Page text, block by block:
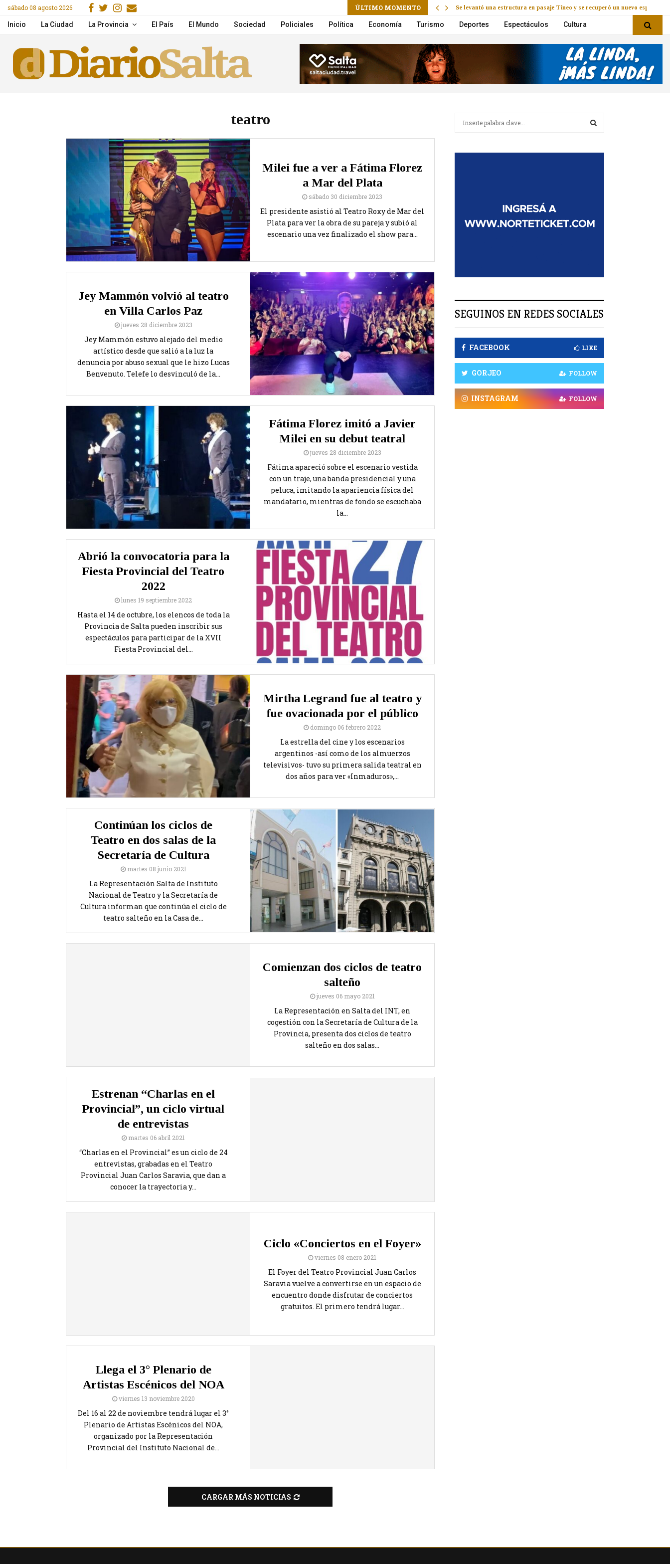
sábado 08 agosto 2026 ÚLTIMO MOMENTO
en IA y herramientas de Google Desde la próxima semana la Municipalidad suma un nuevo Móvil de Castración Se levantó una estructura en pasaje Tineo y se recuperó un nuevo espacio
Facebook
Gorjeo
Instagram
Email
Inicio La Ciudad La Provincia El País El Mundo Sociedad Policiales Política Economía Turismo Deportes Espectáculos Cultura
teatro
Milei fue a ver a Fátima Florez
a Mar del Plata
sábado 30 diciembre 2023
El presidente asistió al Teatro Roxy de Mar del
Plata para ver la obra de su pareja y subió al
escenario una vez finalizado el show para...
Jey Mammón volvió al teatro
en Villa Carlos Paz
jueves 28 diciembre 2023
Jey Mammón estuvo alejado del medio
artístico desde que salió a la luz la
denuncia por abuso sexual que le hizo Lucas
Benvenuto. Telefe lo desvinculó de la...
Fátima Florez imitó a Javier
Milei en su debut teatral
jueves 28 diciembre 2023
Fátima apareció sobre el escenario vestida
con un traje, una banda presidencial y una
peluca, imitando la apariencia física del
mandatario, mientras de fondo se escuchaba
la...
Abrió la convocatoria para la
Fiesta Provincial del Teatro
2022
lunes 19 septiembre 2022
Hasta el 14 de octubre, los elencos de toda la
Provincia de Salta pueden inscribir sus
espectáculos para participar de la XVII
Fiesta Provincial del...
Mirtha Legrand fue al teatro y
fue ovacionada por el público
domingo 06 febrero 2022
La estrella del cine y los escenarios
argentinos -así como de los almuerzos
televisivos- tuvo su primera salida teatral en
dos años para ver «Inmaduros»,...
Continúan los ciclos de
Teatro en dos salas de la
Secretaría de Cultura
martes 08 junio 2021
La Representación Salta de Instituto
Nacional de Teatro y la Secretaría de
Cultura informan que continúa el ciclo de
teatro salteño en la Casa de...
Comienzan dos ciclos de teatro
salteño
jueves 06 mayo 2021
La Representación en Salta del INT, en
cogestión con la Secretaría de Cultura de la
Provincia, presenta dos ciclos de teatro
salteño en dos salas...
Estrenan “Charlas en el
Provincial”, un ciclo virtual
de entrevistas
martes 06 abril 2021
“Charlas en el Provincial” es un ciclo de 24
entrevistas, grabadas en el Teatro
Provincial Juan Carlos Saravia, que dan a
conocer la trayectoria y...
Ciclo «Conciertos en el Foyer»
viernes 08 enero 2021
El Foyer del Teatro Provincial Juan Carlos
Saravia vuelve a convertirse en un espacio de
encuentro donde disfrutar de conciertos
gratuitos. El primero tendrá lugar...
Llega el 3° Plenario de
Artistas Escénicos del NOA
viernes 13 noviembre 2020
Del 16 al 22 de noviembre tendrá lugar el 3°
Plenario de Artistas Escénicos del NOA,
organizado por la Representación
Provincial del Instituto Nacional de...
CARGAR MÁS NOTICIAS
A
SEGUINOS EN REDES SOCIALES
FACEBOOK LIKE
GORJEO FOLLOW
INSTAGRAM FOLLOW